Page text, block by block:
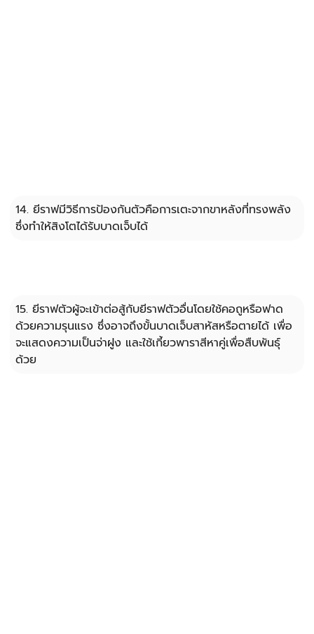
14. ยีราฟมีวิธีการป้องกันตัวคือการเตะจากขาหลังที่ทรงพลัง
ซึ่งทำให้สิงโตได้รับบาดเจ็บได้
15. ยีราฟตัวผู้จะเข้าต่อสู้กับยีราฟตัวอื่นโดยใช้คอถูหรือฟาด
ด้วยความรุนแรง ซึ่งอาจถึงขั้นบาดเจ็บสาหัสหรือตายได้ เพื่อ
จะแสดงความเป็นจ่าฝูง และใช้เกี้ยวพาราสีหาคู่เพื่อสืบพันธุ์
ด้วย